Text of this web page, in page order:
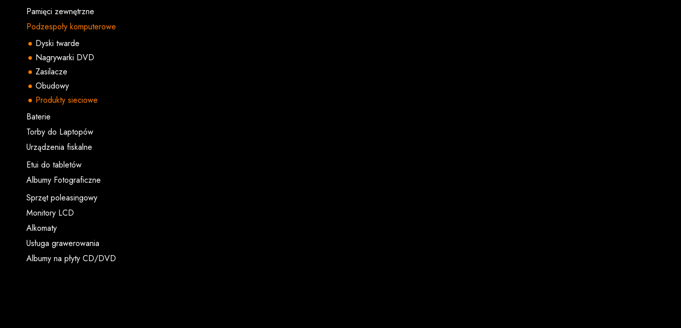
Pamięci zewnętrzne
Podzespoły komputerowe
Dyski twarde
Nagrywarki DVD
Zasilacze
Obudowy
Produkty sieciowe
Baterie
Torby do Laptopów
Urządzenia fiskalne
Etui do tabletów
Albumy Fotograficzne
Sprzęt poleasingowy
Monitory LCD
Alkomaty
Usługa grawerowania
Albumy na płyty CD/DVD